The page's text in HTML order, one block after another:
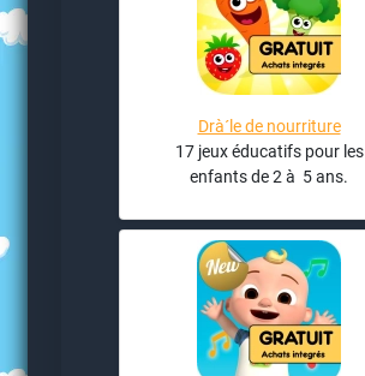
Drà´le de nourriture
17 jeux éducatifs pour les
enfants de 2 à 5 ans.